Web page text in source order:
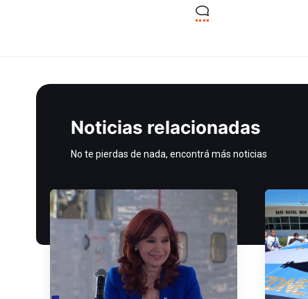
Noticias relacionadas
No te pierdas de nada, encontrá más noticias